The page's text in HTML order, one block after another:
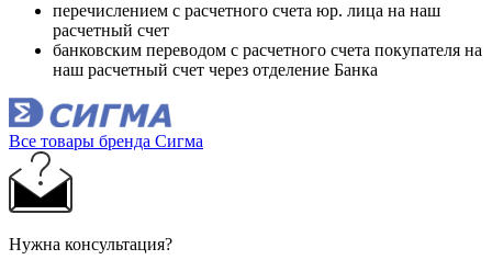
перечислением с расчетного счета юр. лица на наш
расчетный счет
банковским переводом с расчетного счета покупателя на
наш расчетный счет через отделение Банка
Все товары бренда Сигма
Нужна консультация?